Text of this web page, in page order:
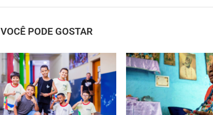
VOCÊ PODE GOSTAR